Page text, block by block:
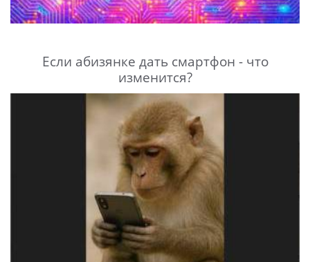
Если абизянке дать смартфон - что
изменится?